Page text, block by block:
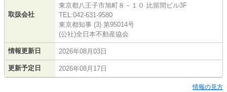
取扱会社
東京都八王子市旭町８－１０ 比留間ビル3F
TEL:042-631-9580
東京都知事 (3) 第95014号
(公社)全日本不動産協会
情報更新日 2026年08月03日
更新予定日 2026年08月17日
情報の見方